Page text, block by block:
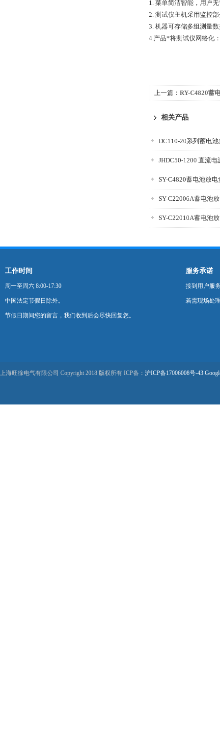
1. 菜单简洁智能，用户
2. 测试仪主机采用监控
3. 机器可存储多组测量
4.产品*将测试仪网络化
上一篇： RY-C4820蓄
相关产品
DC110-20系列蓄电
JHDC50-1200 直流电
SY-C4820蓄电池放电
SY-C22006A蓄电池
SY-C22010A蓄电池
工作时间
周一至周六 8:00-17:30
中国法定节假日除外。
节假日期间您的留言，我们收到后会尽快回复您。
服务承诺
接到用户服
若需现场处
上海旺徐电气有限公司 Copyright 2018 版权所有 ICP备： 沪ICP备17006008号-43